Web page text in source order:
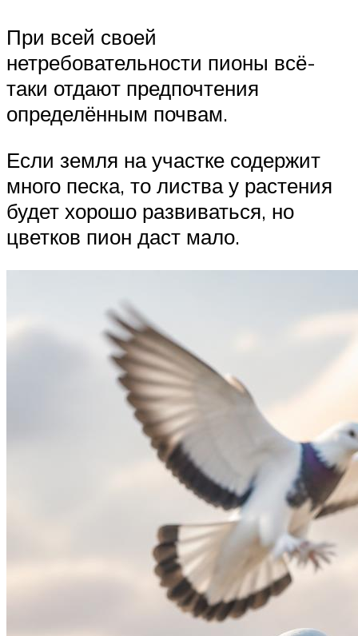
При всей своей
нетребовательности пионы всё-
таки отдают предпочтения
определённым почвам.
Если земля на участке содержит
много песка, то листва у растения
будет хорошо развиваться, но
цветков пион даст мало.